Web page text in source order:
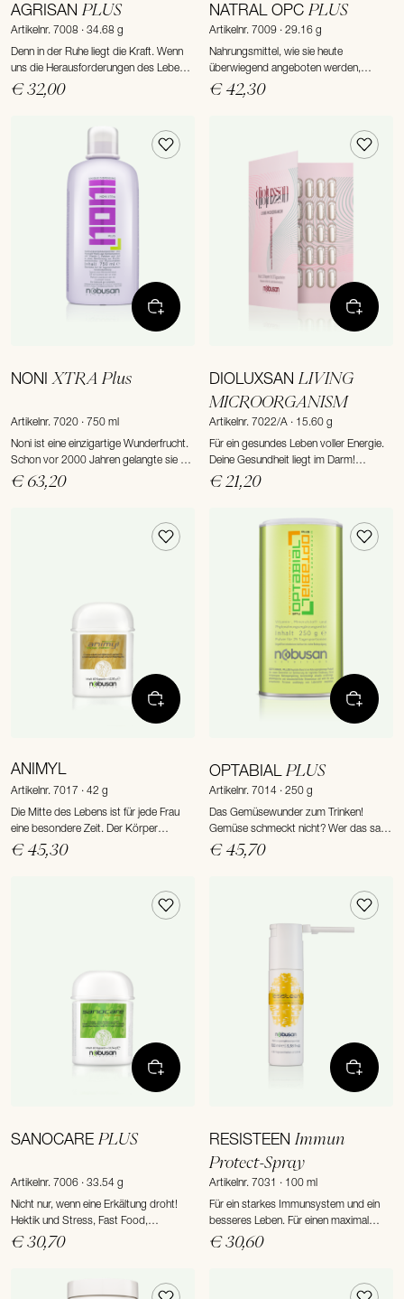
AGRISAN PLUS
Artikelnr. 7008 · 34.68 g
Denn in der Ruhe liegt die Kraft. Wenn
uns die Herausforderungen des Lebens
überrollen, ist es besonders wichtig,
wieder zur Ruhe zu kommen und
€ 32,00
NATRAL OPC PLUS
Artikelnr. 7009 · 29.16 g
Nahrungsmittel, wie sie heute
überwiegend angeboten werden,
enthalten kaum noch Vitamine,
Fertiggerichte sowieso nicht, zum Sport
und Dauerstress nagt an den Nerven.
€ 42,30
NONIXTRA Plus
Artikelnr. 7020 · 750 ml
Noni ist eine einzigartige Wunderfrucht.
Schon vor 2000 Jahren gelangte sie mit
polynesischen Handelstreibenden nach
Hawaii, wo Heilkundige sie nicht
€ 63,20
DIOLUXSANLIVING
MICROORGANISM
Artikelnr. 7022/A · 15.60 g
Für ein gesundes Leben voller Energie.
Deine Gesundheit liegt im Darm!
Aktuelle Studien belegen eindrucksvoll,
dass die Wirkweise guter
weit das übersteigt, was bisher bekannt
€ 21,20
ANIMYL
Artikelnr. 7017 · 42 g
Die Mitte des Lebens ist für jede Frau
eine besondere Zeit. Der Körper
verändert sich, genauso wie Ziele und
Werte. Was den meisten Frauen in den
€ 45,30
OPTABIAL PLUS
Artikelnr. 7014 · 250 g
Das Gemüsewunder zum Trinken!
Gemüse schmeckt nicht? Wer das sagt,
hat OPTABIAL Plus noch nicht probiert!
18 vitalstoffreiche Gemüse- und
Kinder wertvollen Drink ihre vielfältigen
€ 45,70
SANOCARE PLUS
Artikelnr. 7006 · 33.54 g
Nicht nur, wenn eine Erkältung droht!
Hektik und Stress, Fast Food,
nasskaltes Wetter und kranke
Mitmenschen erhöhen das Risiko für
€ 30,70
RESISTEEN Immun
Protect-Spray
Artikelnr. 7031 · 100 ml
Für ein starkes Immunsystem und ein
besseres Leben. Für einen maximal
unkomplizierten Vitalstoff-Boost haben
wir RESISTEEN entwickelt: einen
€ 30,60